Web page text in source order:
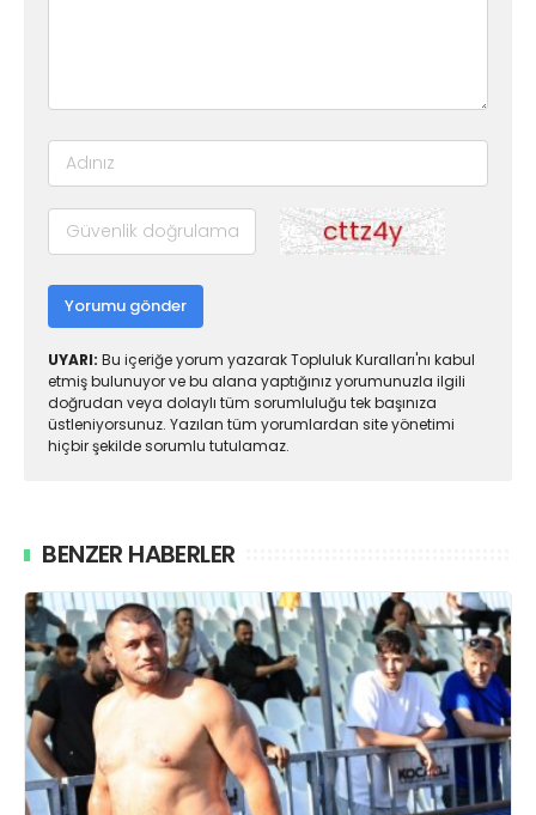
Yorumu gönder
UYARI: Bu içeriğe yorum yazarak Topluluk Kuralları'nı kabul
etmiş bulunuyor ve bu alana yaptığınız yorumunuzla ilgili
doğrudan veya dolaylı tüm sorumluluğu tek başınıza
üstleniyorsunuz. Yazılan tüm yorumlardan site yönetimi
hiçbir şekilde sorumlu tutulamaz.
BENZER HABERLER